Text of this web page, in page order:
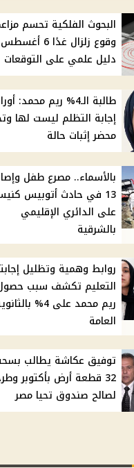
البحوث الفلكية تحسم
وقوع زلزال غدًا 6
دليل علمي على التوقعات
طالبة الـ4% ريم محمد:
إجابة التظلم ليست لها
محضر إثبات حالة
بالأسماء.. مصرع طفل
13 في حادث أتوبيس
على الدائري الإقليمي
بالشرقية
روابط وهمية وتظليل
التعليم تكشف سبب
ريم محمد على 4%
العامة
توفيق عكاشة يطالب
32 قطعة أرض بأكتوبر
لصالح صندوق تحيا مصر